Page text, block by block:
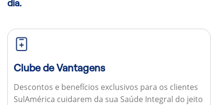
dia.
Clube de Vantagens
Descontos e benefícios exclusivos para os clientes
SulAmérica cuidarem da sua Saúde Integral do jeito